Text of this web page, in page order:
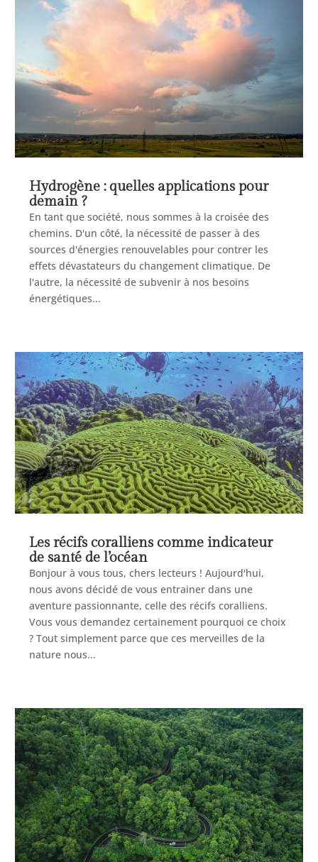
Hydrogène : quelles applications pour
demain ?
En tant que société, nous sommes à la croisée des
chemins. D'un côté, la nécessité de passer à des
sources d'énergies renouvelables pour contrer les
effets dévastateurs du changement climatique. De
l'autre, la nécessité de subvenir à nos besoins
énergétiques...
Les récifs coralliens comme indicateur
de santé de l’océan
Bonjour à vous tous, chers lecteurs ! Aujourd'hui,
nous avons décidé de vous entrainer dans une
aventure passionnante, celle des récifs coralliens.
Vous vous demandez certainement pourquoi ce choix
? Tout simplement parce que ces merveilles de la
nature nous...